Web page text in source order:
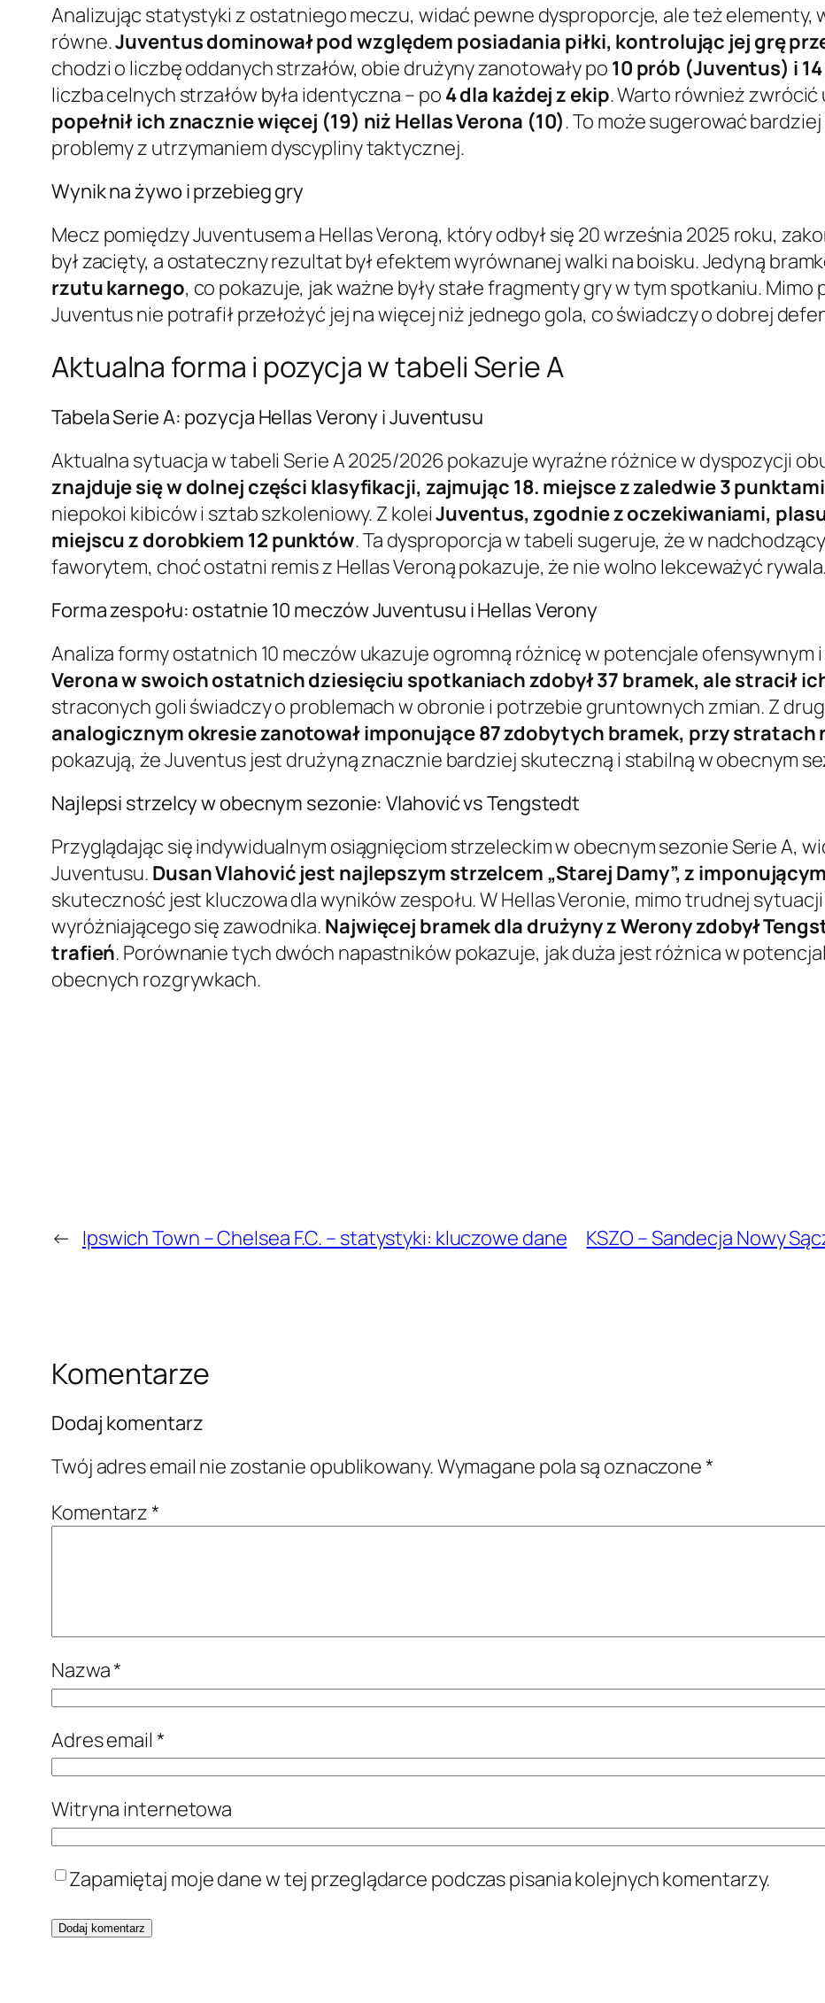
Analizując statystyki z ostatniego meczu, widać pewne dysproporcje, ale też elementy,
równe.Juventus dominował pod względem posiadania piłki, kontrolując jej grę
chodzi o liczbę oddanych strzałów, obie drużyny zanotowały po 10 prób (Juventus) i
liczba celnych strzałów była identyczna – po 4 dla każdej z ekip. Warto również zwrócić
popełnił ich znacznie więcej (19) niż Hellas Verona (10). To może sugerować
problemy z utrzymaniem dyscypliny taktycznej.
Wynik na żywo i przebieg gry
Mecz pomiędzy Juventusem a Hellas Veroną, który odbył się 20 września 2025 roku,
był zacięty, a ostateczny rezultat był efektem wyrównanej walki na boisku. Jedyną
rzutu karnego, co pokazuje, jak ważne były stałe fragmenty gry w tym spotkaniu. Mimo
Juventus nie potrafił przełożyć jej na więcej niż jednego gola, co świadczy o dobrej
Aktualna forma i pozycja w tabeli Serie A
Tabela Serie A: pozycja Hellas Verony i Juventusu
Aktualna sytuacja w tabeli Serie A 2025/2026 pokazuje wyraźne różnice w dyspozycji
znajduje się w dolnej części klasyfikacji, zajmując 18. miejsce z zaledwie 3 punktami
niepokoi kibiców i sztab szkoleniowy. Z koleiJuventus, zgodnie z oczekiwaniami,
miejscu z dorobkiem 12 punktów. Ta dysproporcja w tabeli sugeruje, że w
faworytem, choć ostatni remis z Hellas Veroną pokazuje, że nie wolno lekceważyć rywala.
Forma zespołu: ostatnie 10 meczów Juventusu i Hellas Verony
Analiza formy ostatnich 10 meczów ukazuje ogromną różnicę w potencjale ofensywnym
Verona w swoich ostatnich dziesięciu spotkaniach zdobył 37 bramek, ale stracił
straconych goli świadczy o problemach w obronie i potrzebie gruntownych zmian. Z
analogicznym okresie zanotował imponujące 87 zdobytych bramek, przy stratach
pokazują, że Juventus jest drużyną znacznie bardziej skuteczną i stabilną w obecnym
Najlepsi strzelcy w obecnym sezonie: Vlahović vs Tengstedt
Przyglądając się indywidualnym osiągnięciom strzeleckim w obecnym sezonie Serie A,
Juventusu. Dusan Vlahović jest najlepszym strzelcem „Starej Damy”, z
skuteczność jest kluczowa dla wyników zespołu. W Hellas Veronie, mimo trudnej
wyróżniającego się zawodnika. Najwięcej bramek dla drużyny z Werony zdobył
trafień. Porównanie tych dwóch napastników pokazuje, jak duża jest różnica w
obecnych rozgrywkach.
← Ipswich Town – Chelsea F.C. – statystyki: kluczowe dane KSZO – Sandecja Nowy
Komentarze
Dodaj komentarz
Twój adres email nie zostanie opublikowany.Wymagane pola są oznaczone*
Komentarz*
Nazwa*
Adres email *
Witryna internetowa
Zapamiętaj moje dane w tej przeglądarce podczas pisania kolejnych komentarzy.